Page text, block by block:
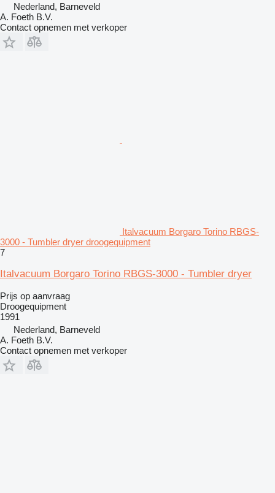
Nederland, Barneveld
A. Foeth B.V.
Contact opnemen met verkoper
Italvacuum Borgaro Torino RBGS-
3000 - Tumbler dryer droogequipment
7
Italvacuum Borgaro Torino RBGS-3000 - Tumbler dryer
Prijs op aanvraag
Droogequipment
1991
Nederland, Barneveld
A. Foeth B.V.
Contact opnemen met verkoper